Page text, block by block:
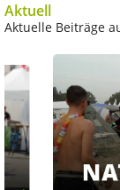
Aktuell
Aktuelle Beiträge